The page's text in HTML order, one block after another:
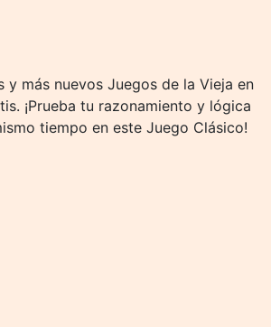
y más nuevos Juegos de la Vieja en
¡Prueba tu razonamiento y lógica
tiempo en este Juego Clásico!